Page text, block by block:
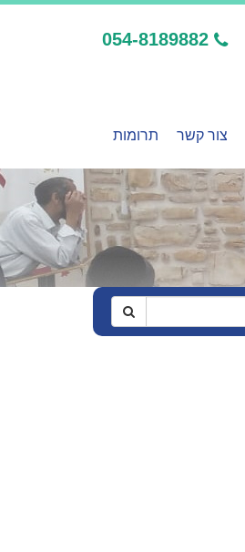
054-8189882
צור קשר תרומות